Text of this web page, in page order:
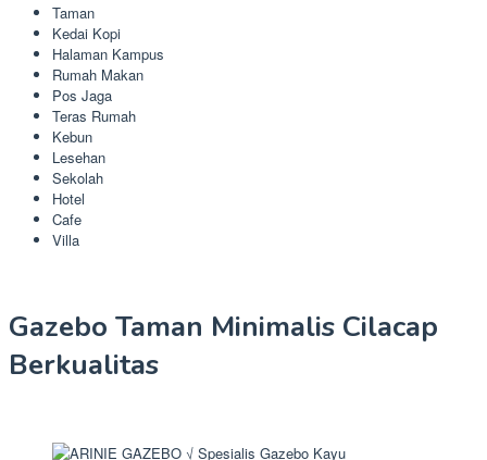
Taman
Kedai Kopi
Halaman Kampus
Rumah Makan
Pos Jaga
Teras Rumah
Kebun
Lesehan
Sekolah
Hotel
Cafe
Villa
Gazebo Taman Minimalis Cilacap
Berkualitas